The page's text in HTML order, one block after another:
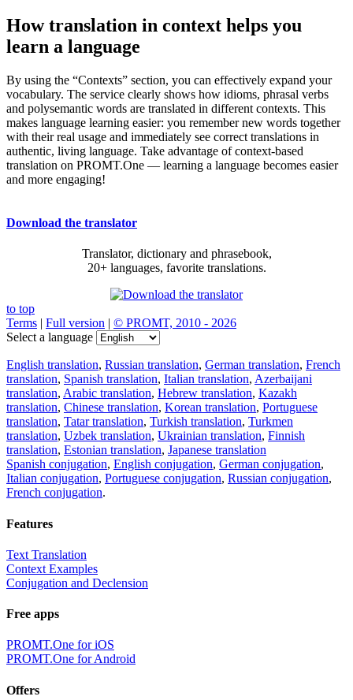
How translation in context helps you
learn a language
By using the “Contexts” section, you can effectively expand your
vocabulary. The service clearly shows how idioms, phrasal verbs
and polysemantic words are translated in different contexts. This
makes language learning easier: you remember new words together
with their real usage and immediately see correct translations in
authentic, living language. Take advantage of context-based
translation on PROMT.One — learning a language becomes easier
and more engaging!
Download the translator
Translator, dictionary and phrasebook,
20+ languages, favorite translations.
to top
Terms | Full version | © PROMT, 2010 - 2026
Select a language
English translation, Russian translation, German translation, French
translation, Spanish translation, Italian translation, Azerbaijani
translation, Arabic translation, Hebrew translation, Kazakh
translation, Chinese translation, Korean translation, Portuguese
translation, Tatar translation, Turkish translation, Turkmen
translation, Uzbek translation, Ukrainian translation, Finnish
translation, Estonian translation, Japanese translation
Spanish conjugation, English conjugation, German conjugation,
Italian conjugation, Portuguese conjugation, Russian conjugation,
French conjugation.
Features
Text Translation
Context Examples
Conjugation and Declension
Free apps
PROMT.One for iOS
PROMT.One for Android
Offers